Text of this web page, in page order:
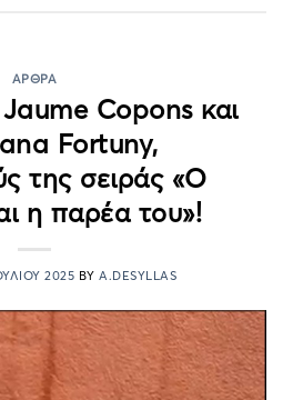
ΆΡΘΡΑ
Copons και
Fortuny,
της σειράς «Ο
η παρέα του»!
2025 BYA.DESYLLAS